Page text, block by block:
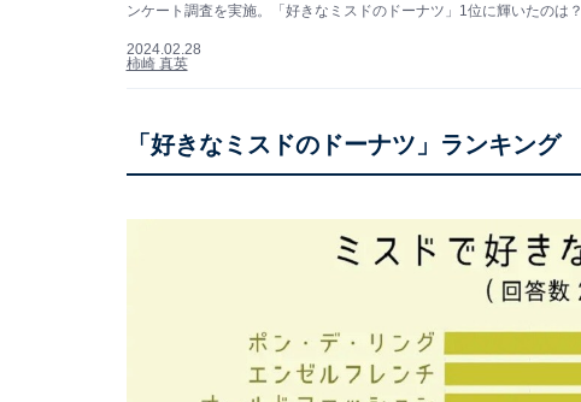
ンケート調査を実施。「好きなミスドのドーナツ」1位に輝いたのは？
2024.02.28
柿崎 真英
「好きなミスドのドーナツ」ランキング